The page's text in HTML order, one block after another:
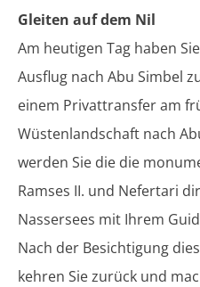
Gleiten auf dem Nil
Am heutigen Tag haben
Ausflug nach Abu Simbel
einem Privattransfer am
Wüstenlandschaft nach
werden Sie die die
Ramses II. und Nefertari
Nassersees mit Ihrem
Nach der Besichtigung
kehren Sie zurück und